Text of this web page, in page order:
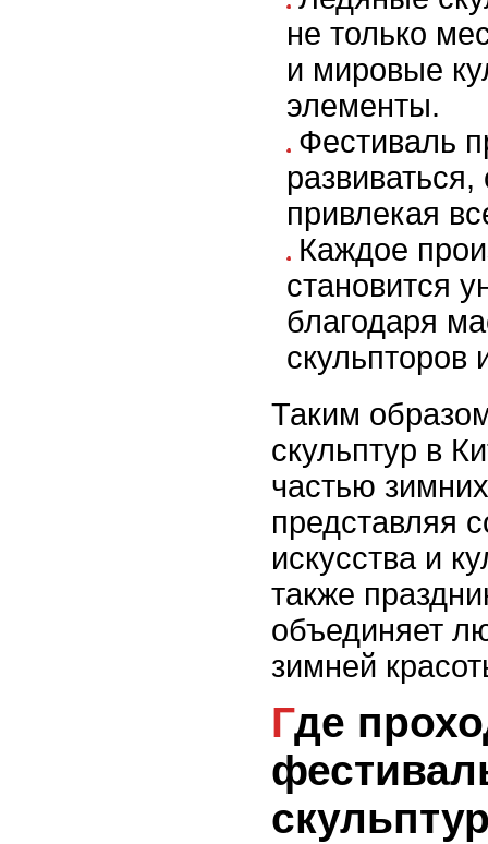
не только
и мировые
элементы.
Фестиваль
привлекая
Каждое
становится
благодаря
Таким
скульптур в
частью
представляя
искусства и
также
объединяет
зимней
Где проходит главный